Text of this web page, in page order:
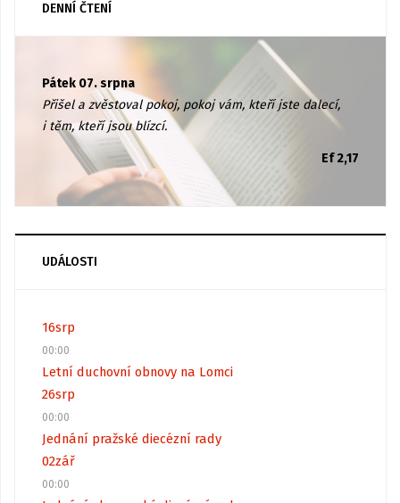
DENNÍ ČTENÍ
Pátek 07. srpna
Přišel a zvěstoval pokoj, pokoj vám, kteří jste dalecí,
i těm, kteří jsou blízcí.
Ef 2,17
UDÁLOSTI
16srp
00:00
Letní duchovní obnovy na Lomci
26srp
00:00
Jednání pražské diecézní rady
02zář
00:00